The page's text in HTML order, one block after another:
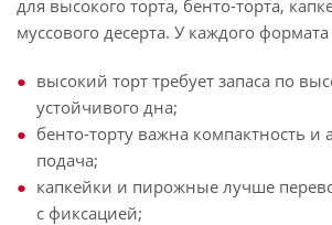
для высокого торта, бенто-торта,
муссового десерта. У каждого
высокий торт требует запаса по
устойчивого дна;
бенто-торту важна компактность и
подача;
капкейки и пирожные лучше
с фиксацией;